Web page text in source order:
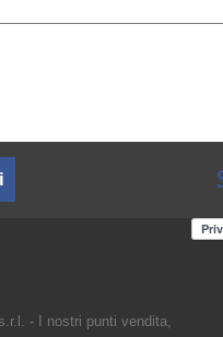
- I nostri punti vendita,